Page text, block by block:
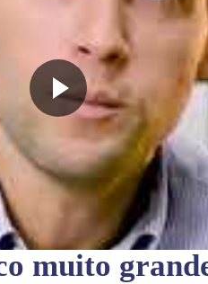
muito